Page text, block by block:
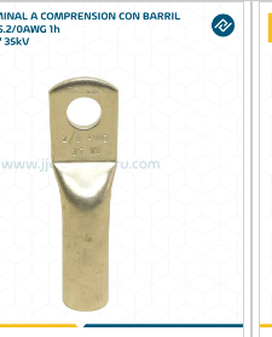
A COMPRENSION
CU/ES.2/0AWG 1h